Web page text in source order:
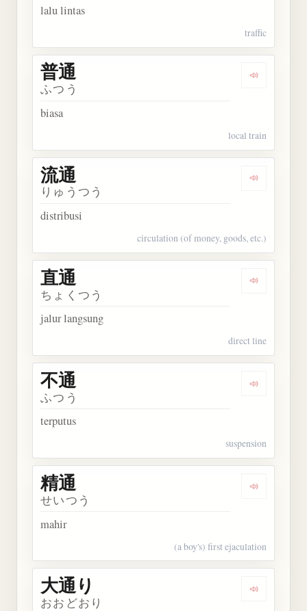
lalu lintas
traffic
Dengarkan
普通
ふつう
biasa
local train
Dengarkan
流通
りゅうつう
distribusi
circulation (of money, goods, etc.)
Dengarkan
直通
ちょくつう
jalur langsung
direct line
Dengarkan
不通
ふつう
terputus
suspension
Dengarkan
精通
せいつう
mahir
(a boy's) first ejaculation
Dengarkan
大通り
おおどおり